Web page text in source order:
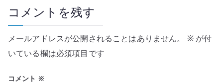
ー
シ
ョ
ン
コメントを残す
メールアドレスが公開されることはありません。 ※が付
いている欄は必須項目です
コメント ※